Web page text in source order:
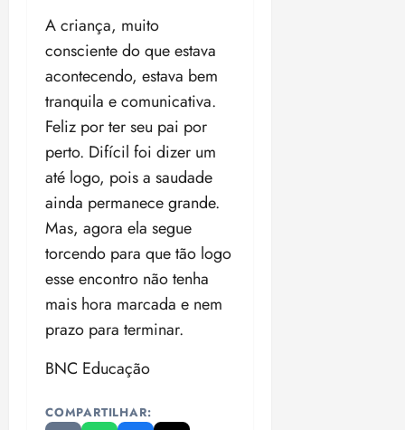
A criança, muito
consciente do que estava
acontecendo, estava bem
tranquila e comunicativa.
Feliz por ter seu pai por
perto. Difícil foi dizer um
até logo, pois a saudade
ainda permanece grande.
Mas, agora ela segue
torcendo para que tão logo
esse encontro não tenha
mais hora marcada e nem
prazo para terminar.
BNC Educação
COMPARTILHAR: